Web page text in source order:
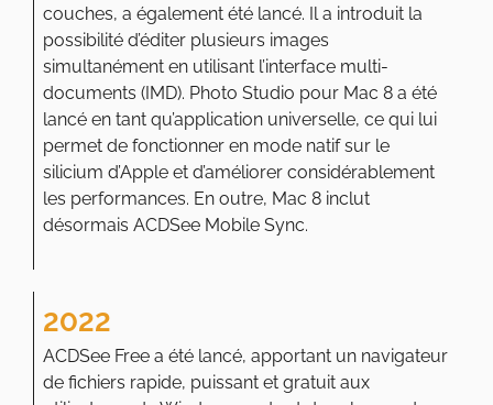
couches, a également été lancé. Il a introduit la
possibilité d’éditer plusieurs images
simultanément en utilisant l’interface multi-
documents (IMD). Photo Studio pour Mac 8 a été
lancé en tant qu’application universelle, ce qui lui
permet de fonctionner en mode natif sur le
silicium d’Apple et d’améliorer considérablement
les performances. En outre, Mac 8 inclut
désormais ACDSee Mobile Sync.
2022
ACDSee Free a été lancé, apportant un navigateur
de fichiers rapide, puissant et gratuit aux